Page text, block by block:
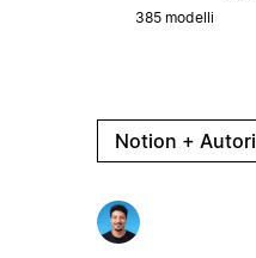
385 modelli
Notion + Autori